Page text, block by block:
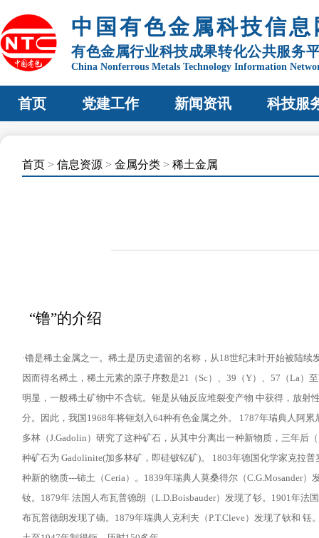
中国有色金属科技信息
有色金属行业科技成果转化公共服务
China Nonferrous Metals Technology Information
首页 党建工作 新闻资讯 科技服
首页 > 信息资源 > 金属分类 > 稀土金属
“镥”的介绍
·镥是稀土金属之一。稀土是历史遗留的名称，从18世纪末叶开始被陆
因而得名稀土，稀土元素的原子序数是21（Sc）、39（Y）、57（La
明显，一般稀土矿物中不含钪。钷是从铀反应堆裂变产物 中获得，放射
分。因此，我国1968年将钷划入64种有色金属之外。 1787年瑞典人阿
多林（J.Gadolin）研究了这种矿石，从其中分离出一种新物质，三年后
种矿石为 Gadolinite(加多林矿，即硅铍钇矿)。 1803年德国化学家克拉
种新的物质---铈土（Ceria）。1839年瑞典人莫桑得尔（C.G.Mosander
钕。1879年 法国人布瓦普德朗（L.D.Boisbauder）发现了钐。1901年法
布瓦普德朗发现了镝。1879年瑞典人克利夫（P.T.Cleve）发现了钬和